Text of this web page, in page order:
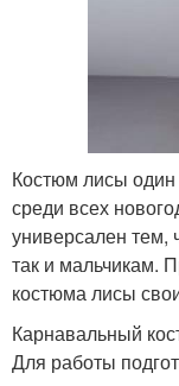
Костюм лисы
среди всех
универсален тем,
так и мальчикам.
костюма лисы
Карнавальный
Для работы